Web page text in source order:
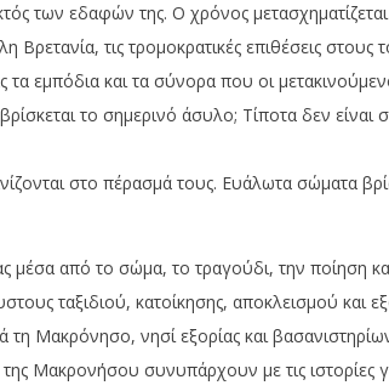
των εδαφών της. Ο χρόνος
τις τρομοκρατικές επιθέσεις στους
τα εμπόδια και τα σύνορα που οι
το σημερινό άσυλο; Τίποτα δεν
στο πέρασμά τους. Eυάλωτα σώματα
από το σώμα, το τραγούδι, την ποίηση
ταξιδιού, κατοίκησης, αποκλεισμού
Μακρόνησο, νησί εξορίας και
Μακρονήσου συνυπάρχουν με τις